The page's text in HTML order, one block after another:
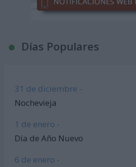
Días Populares
31 de diciembre -
Nochevieja
1 de enero -
Día de Año Nuevo
6 de enero -